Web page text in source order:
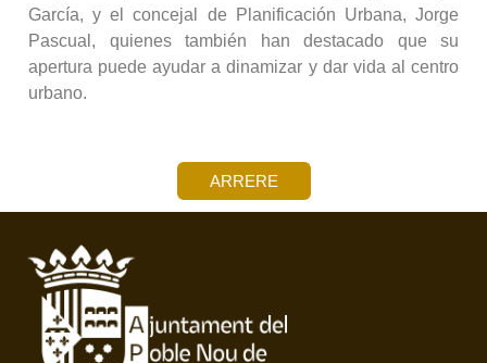
García, y el concejal de Planificación Urbana, Jorge
Pascual, quienes también han destacado que su
apertura puede ayudar a dinamizar y dar vida al centro
urbano.
ARRERE